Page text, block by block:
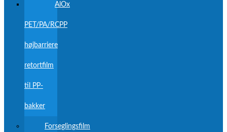
AlOx
PET/PA/RCPP
højbarriere
retortfilm
til PP-
bakker
Forseglingsfilm